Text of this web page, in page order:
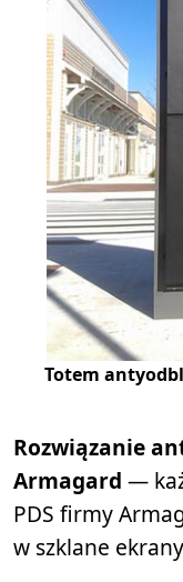
Totem
Rozwiązanie
Armagard —
PDS firmy
w szklane